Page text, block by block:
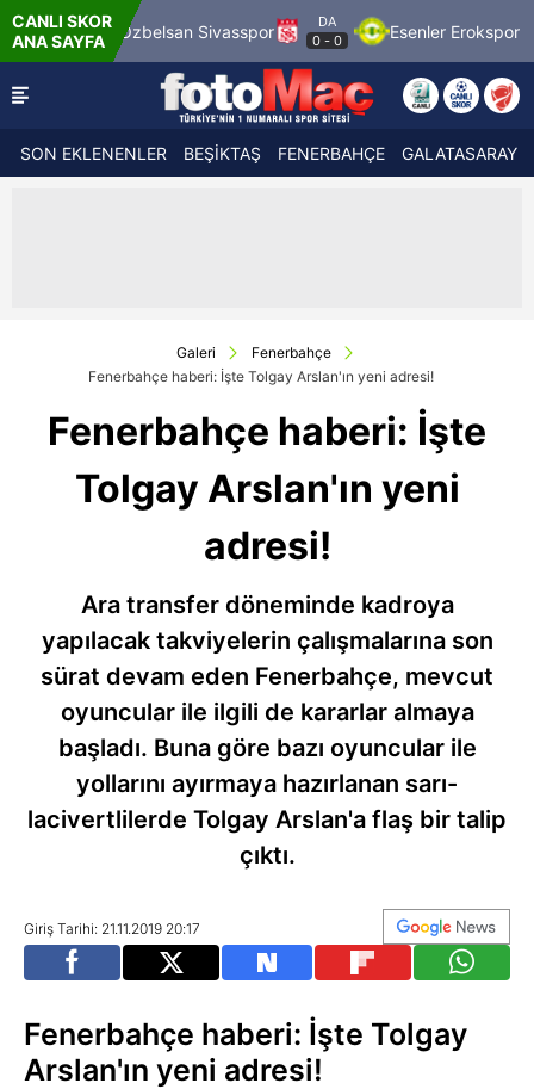
CANLI SKOR
ANA SAYFASivasspor
DA
0 -0 Esenler Erokspor Hesap.com
SON EKLENENLER BEŞİKTAŞ FENERBAHÇE GALATASARAY
Galeri
Fenerbahçe
Fenerbahçe haberi: İşte Tolgay Arslan'ın yeni adresi!
Fenerbahçe haberi: İşte
Tolgay Arslan'ın yeni
adresi!
Ara transfer döneminde kadroya
yapılacak takviyelerin çalışmalarına son
sürat devam eden Fenerbahçe, mevcut
oyuncular ile ilgili de kararlar almaya
başladı. Buna göre bazı oyuncular ile
yollarını ayırmaya hazırlanan sarı-
lacivertlilerde Tolgay Arslan'a flaş bir talip
çıktı.
Giriş Tarihi: 21.11.2019 20:17
Fenerbahçe haberi: İşte Tolgay
Arslan'ın yeni adresi!